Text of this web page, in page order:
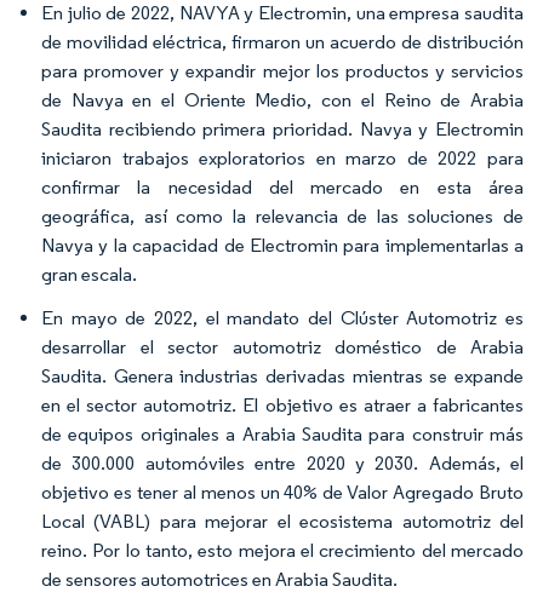
En julio de 2022, NAVYA y Electromin, una empresa saudita
de movilidad eléctrica, firmaron un acuerdo de distribución
para promover y expandir mejor los productos y servicios
de Navya en el Oriente Medio, con el Reino de Arabia
Saudita recibiendo primera prioridad. Navya y Electromin
iniciaron trabajos exploratorios en marzo de 2022 para
confirmar la necesidad del mercado en esta área
geográfica, así como la relevancia de las soluciones de
Navya y la capacidad de Electromin para implementarlas a
gran escala.
En mayo de 2022, el mandato del Clúster Automotriz es
desarrollar el sector automotriz doméstico de Arabia
Saudita. Genera industrias derivadas mientras se expande
en el sector automotriz. El objetivo es atraer a fabricantes
de equipos originales a Arabia Saudita para construir más
de 300.000 automóviles entre 2020 y 2030. Además, el
objetivo es tener al menos un 40% de Valor Agregado Bruto
Local (VABL) para mejorar el ecosistema automotriz del
reino. Por lo tanto, esto mejora el crecimiento del mercado
de sensores automotrices en Arabia Saudita.